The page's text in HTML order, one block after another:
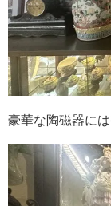
豪華な陶磁器に